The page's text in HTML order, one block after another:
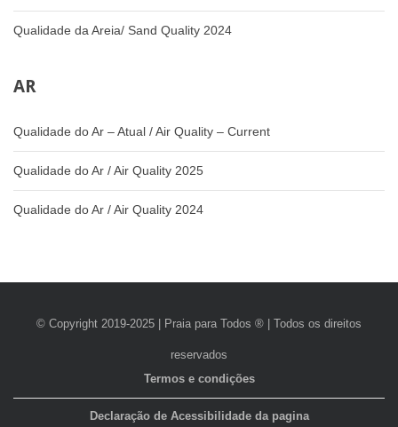
Qualidade da Areia/ Sand Quality 2024
AR
Qualidade do Ar – Atual / Air Quality – Current
Qualidade do Ar / Air Quality 2025
Qualidade do Ar / Air Quality 2024
© Copyright 2019-2025 | Praia para Todos ® | Todos os direitos
reservados
Termos e condições
Declaração de Acessibilidade da pagina